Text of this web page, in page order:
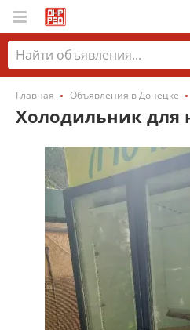
Главная Объявления в Донецке
Холодильник для